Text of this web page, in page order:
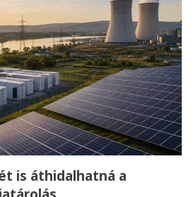
is áthidalhatná a